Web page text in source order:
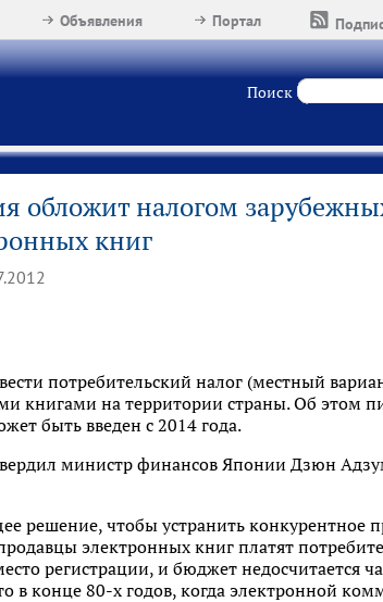
Портал
Объявления
Поиск
обложит налогом
книг
потребительский налог (местный
книгами на территории страны. Об этом
быть введен с 2014 года.
министр финансов Японии Дзюн
решение, чтобы устранить конкурентное
электронных книг платят
регистрации, и бюджет недосчитается
в конце 80-х годов, когда электронной